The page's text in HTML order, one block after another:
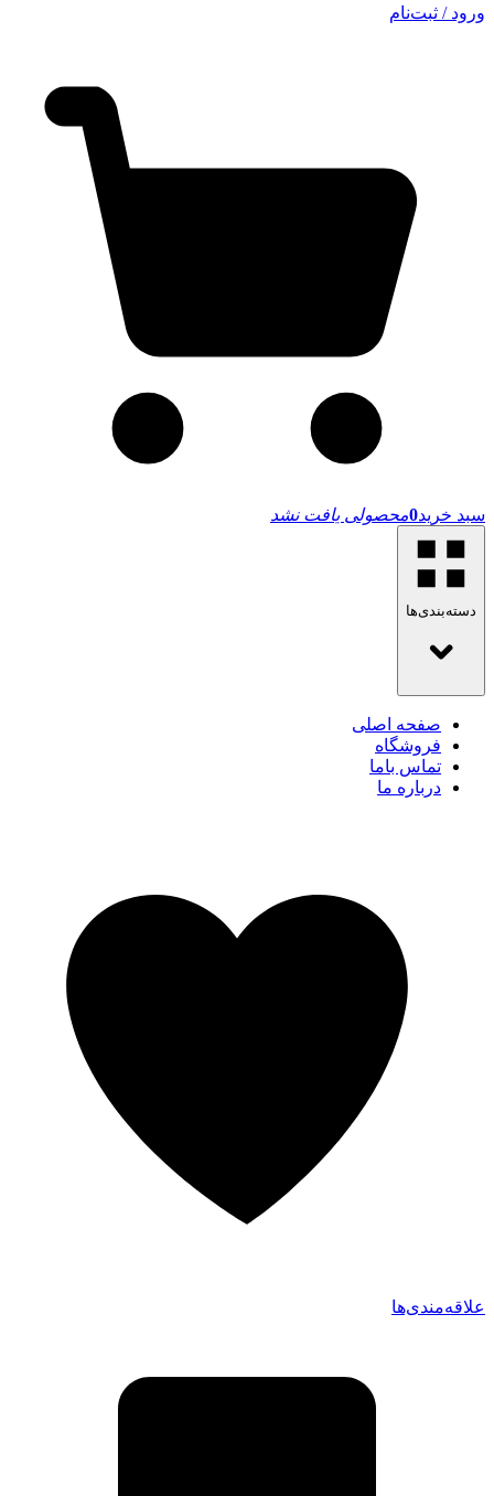
ورود / ثبت‌نام
سبد خرید0محصولی یافت نشد
دسته‌بندی‌ها
صفحه اصلی
فروشگاه
تماس باما
درباره ما
علاقه‌مندی‌ها